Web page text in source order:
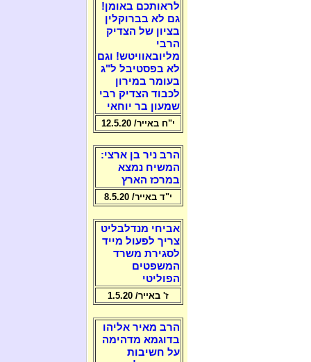
לראותכם באומן!
גם לא בברוקלין
בציון של הצדיק
הרבי
מליובאוויטש! וגם
לא בפסטיבל ל"ג
בעומר במירון
לכבוד הצדיק רבי
שמעון בר יוחאי
י"ח באייר/ 12.5.20
הרב ניר בן ארצי:
המשיח נמצא
במרכז הארץ
י"ד באייר/ 8.5.20
אביחי מנדלבליט
צריך לפעול מייד
לסגירת משרד
המשפטים
הפוליטי
ז' באייר/ 1.5.20
הרב מאיר אליהו
בדוגמא מדהימה
על חשיבות